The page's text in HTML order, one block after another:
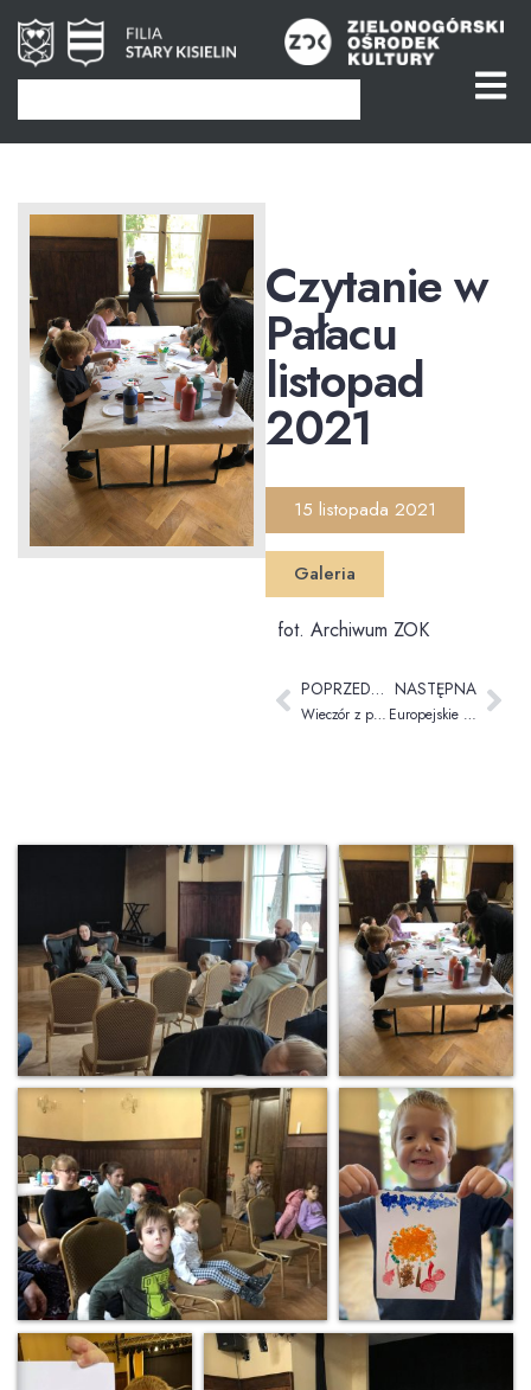
Czytanie w
Pałacu
listopad
2021
15 listopada 2021
Galeria
fot. Archiwum ZOK
POPRZEDNIA
Wieczór z poezją i malarstwem Haliny Jerulank
NASTĘPNA
Europejskie Gotowanie z Seniorami part 3. Europe Direct Zielona Góra